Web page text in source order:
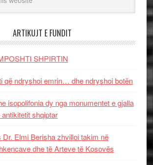
ARTIKUJT E FUNDIT
SHPIRTIN
që ndryshoi emrin… dhe ndryshoi botën
isopolifonia dy nga monumentet e gjalla
shqiptar
Dr. Elmi Berisha zhvilloi takim në
dhe të Arteve të Kosovës